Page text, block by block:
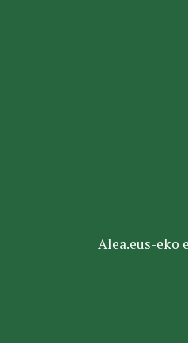
Alea.eus-eko